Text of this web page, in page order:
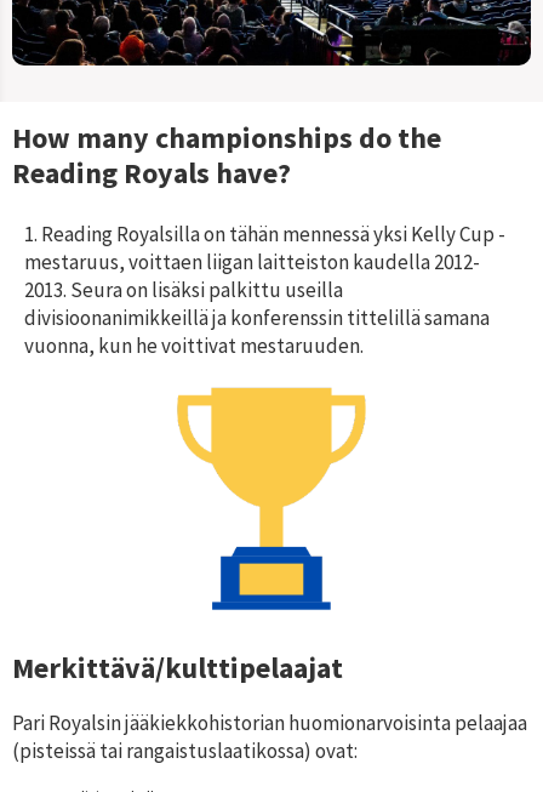
How many championships do the
Reading Royals have?
1. Reading Royalsilla on tähän mennessä yksi Kelly Cup -
mestaruus, voittaen liigan laitteiston kaudella 2012-
2013. Seura on lisäksi palkittu useilla
divisioonanimikkeillä ja konferenssin tittelillä samana
vuonna, kun he voittivat mestaruuden.
Merkittävä/kulttipelaajat
Pari Royalsin jääkiekkohistorian huomionarvoisinta pelaajaa
(pisteissä tai rangaistuslaatikossa) ovat: